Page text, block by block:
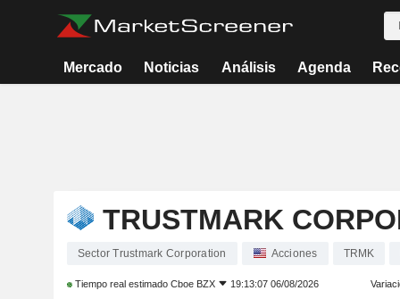
Mercado Noticias Análisis Agenda
TRUSTMARK
Sector Trustmark Corporation Acciones TRMK
Tiempo real estimado Cboe BZX 19:13:07 06/08/2026